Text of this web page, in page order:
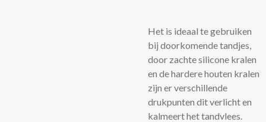
Het is ideaal te gebruiken
bij doorkomende tandjes,
door zachte silicone kralen
en de hardere houten kralen
zijn er verschillende
drukpunten dit verlicht en
kalmeert het tandvlees.